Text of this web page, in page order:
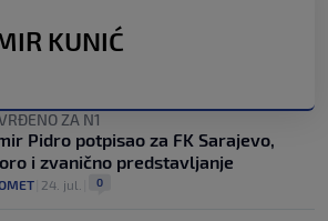
KUNIĆ
ZA N1
Pidro potpisao za FK Sarajevo,
i zvanično predstavljanje
24. jul. 0